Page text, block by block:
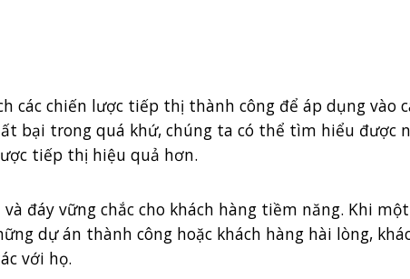
các chiến lược tiếp thị thành công để áp dụng vào
bại trong quá khứ, chúng ta có thể tìm hiểu được
tiếp thị hiệu quả hơn.
đáy vững chắc cho khách hàng tiềm năng. Khi
dự án thành công hoặc khách hàng hài lòng,
với họ.